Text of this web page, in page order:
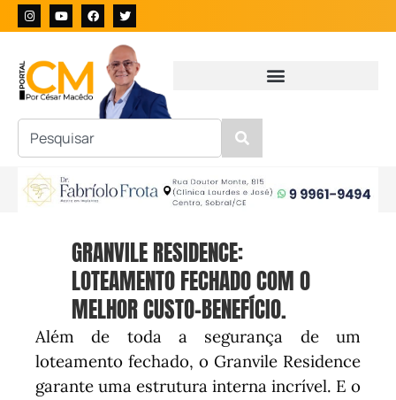
GRANVILE RESIDENCE:
LOTEAMENTO FECHADO COM O
MELHOR CUSTO-BENEFÍCIO.
Além de toda a segurança de um
loteamento fechado, o Granvile Residence
garante uma estrutura interna incrível. E o